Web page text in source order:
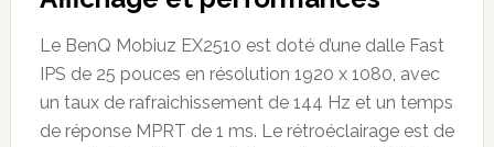
Le BenQ Mobiuz EX2510 est doté d’une dalle Fast
IPS de 25 pouces en résolution 1920 x 1080, avec
un taux de rafraichissement de 144 Hz et un temps
de réponse MPRT de 1 ms. Le rétroéclairage est de